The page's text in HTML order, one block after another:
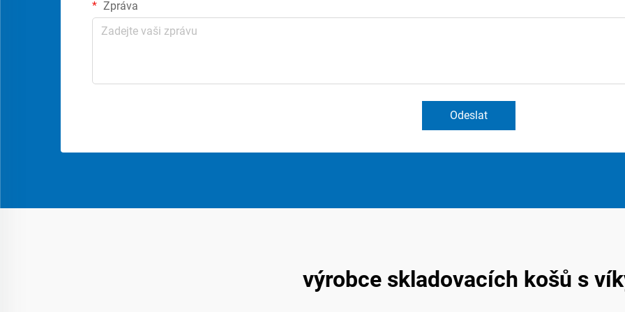
Zpráva
Odeslat
výrobce skladovacích košů s